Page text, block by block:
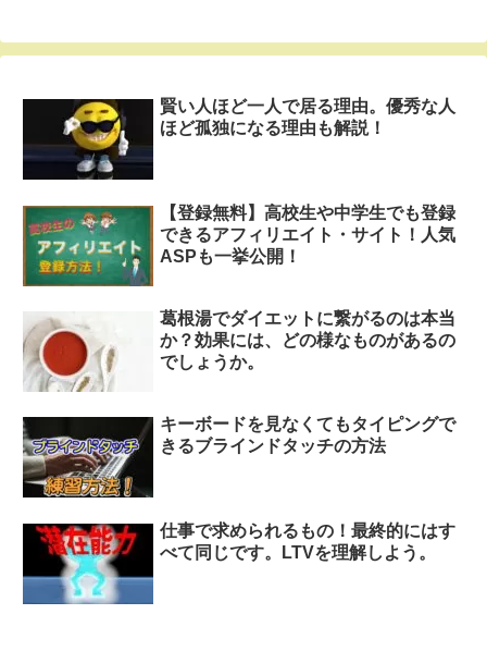
賢い人ほど一人で居る理由。優秀な人
ほど孤独になる理由も解説！
【登録無料】高校生や中学生でも登録
できるアフィリエイト・サイト！人気
ASPも一挙公開！
葛根湯でダイエットに繋がるのは本当
か？効果には、どの様なものがあるの
でしょうか。
キーボードを見なくてもタイピングで
きるブラインドタッチの方法
仕事で求められるもの！最終的にはす
べて同じです。LTVを理解しよう。